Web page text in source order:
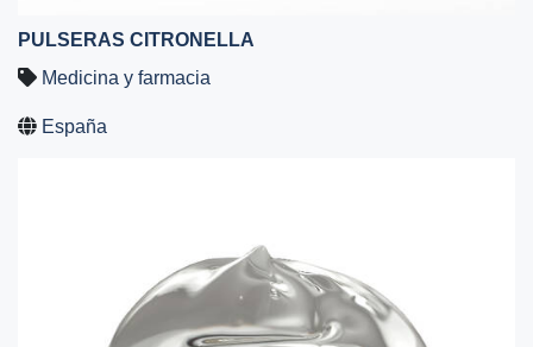
PULSERAS CITRONELLA
Medicina y farmacia
España